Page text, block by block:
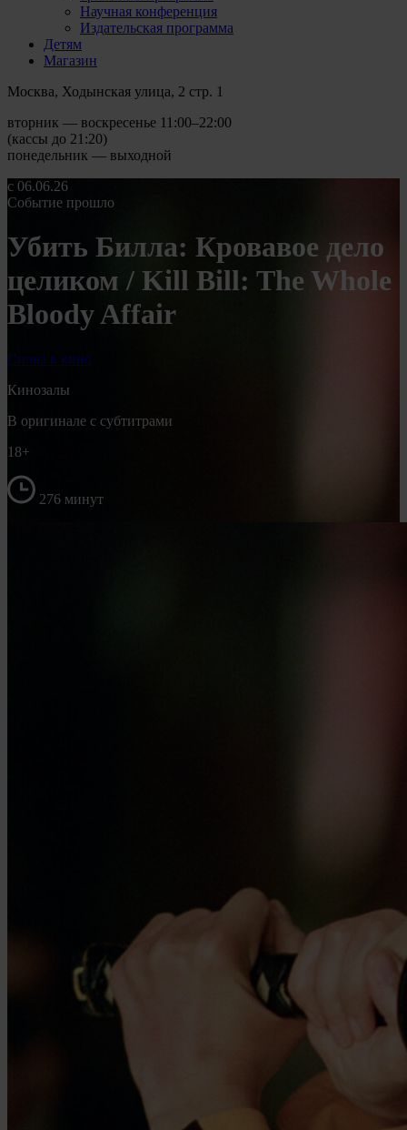
Научная конференция
Издательская программа
Детям
Магазин
Москва, Ходынская улица, 2 стр. 1
вторник — воскресенье 11:00–22:00
(кассы до 21:20)
понедельник — выходной
с 06.06.26
Событие прошло
Убить Билла: Кровавое дело
целиком / Kill Bill: The Whole
Bloody Affair
Снова в кино
Кинозалы
В оригинале с субтитрами
18+
276 минут